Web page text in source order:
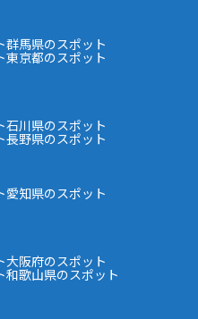
群馬県のスポット
東京都のスポット
石川県のスポット
長野県のスポット
愛知県のスポット
大阪府のスポット
和歌山県のスポット